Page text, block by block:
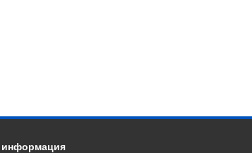
информация